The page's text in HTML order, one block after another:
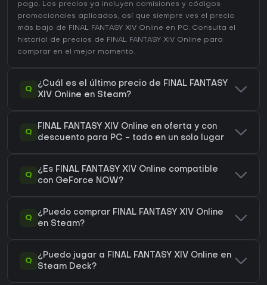
pago. Los precios ya incluyen comisiones y códigos
promocionales aplicados, así que siempre ves el precio
más bajo de FINAL FANTASY XIV Online en PC. Consulta el
historial de precios de FINAL FANTASY XIV Online para
comprar en el mejor momento.
Q
¿Cuál es el último precio de FINAL FANTASY
XIV Online en Steam?
Q
FINAL FANTASY XIV Online en oferta y con
descuento para PC - todo en un solo lugar
Q
¿Es FINAL FANTASY XIV Online compatible
con GeForce NOW?
Q
¿Puedo comprar FINAL FANTASY XIV Online
en Steam?
Q
¿Puedo jugar a FINAL FANTASY XIV Online en
Steam Deck?